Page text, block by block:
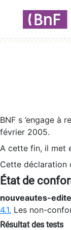
BNF s ’engage à
février 2005.
A cette fin, il met
Cette déclaration
État de
nouveautes-
4.1. Les non-
Résultat des tests